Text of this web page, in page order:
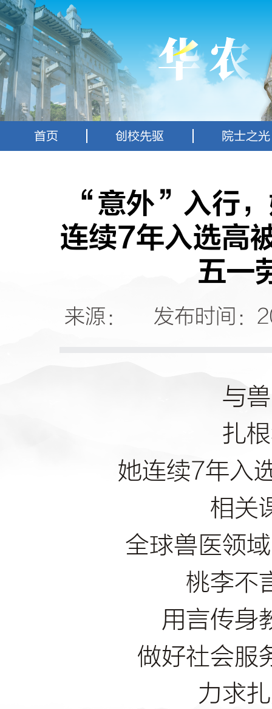
首页 创校先驱 院士之光
“意外”入行，
连续7年入选高
五一
来源： 发布时间
与
扎
她连续7年入
相关
全球兽医领
桃李不
用言传身
做好社会服
力求